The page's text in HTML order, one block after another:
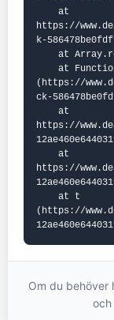
https://
k-
(https://
ck-
https://
https://
(https://
Om du behöver
och